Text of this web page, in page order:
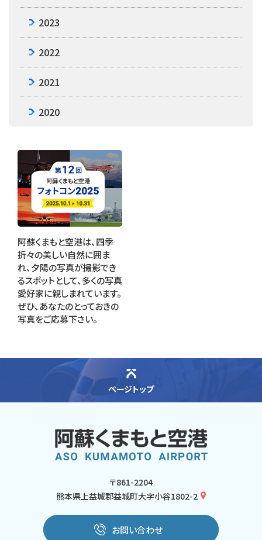
2023
2022
2021
2020
阿蘇くまもと空港は、四季
折々の美しい自然に囲ま
れ、夕陽の写真が撮影でき
るスポットとして、多くの写真
愛好家に親しまれています。
ぜひ、あなたのとっておきの
写真をご応募下さい。
ページトップ
〒861-2204
熊本県上益城郡益城町大字小谷1802-2
お問い合わせ